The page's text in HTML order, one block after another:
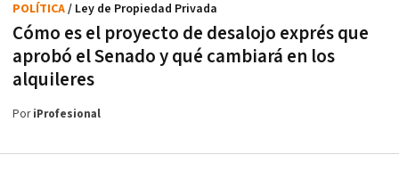
Cómo es el proyecto de desalojo exprés que
aprobó el Senado y qué cambiará en los
alquileres
POLÍTICA/ Ley de Propiedad Privada
PoriProfesional